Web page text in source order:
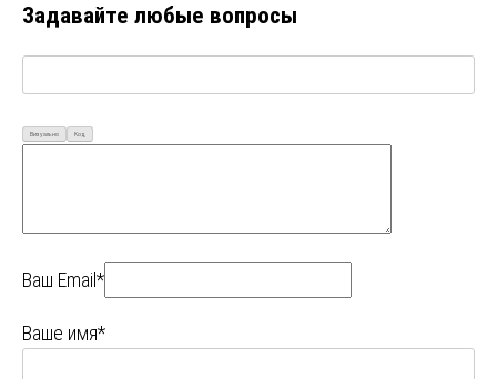
Задавайте любые вопросы
Визуально Код
Ваш Email*
Ваше имя*